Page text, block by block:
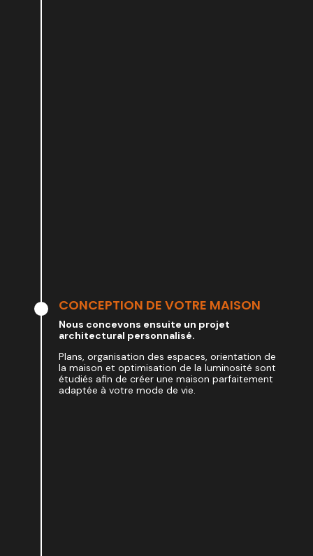
CONCEPTION DE VOTRE MAISON
Nous concevons ensuite un projet
architectural personnalisé.
Plans, organisation des espaces, orientation de
la maison et optimisation de la luminosité sont
étudiés afin de créer une maison parfaitement
adaptée à votre mode de vie.